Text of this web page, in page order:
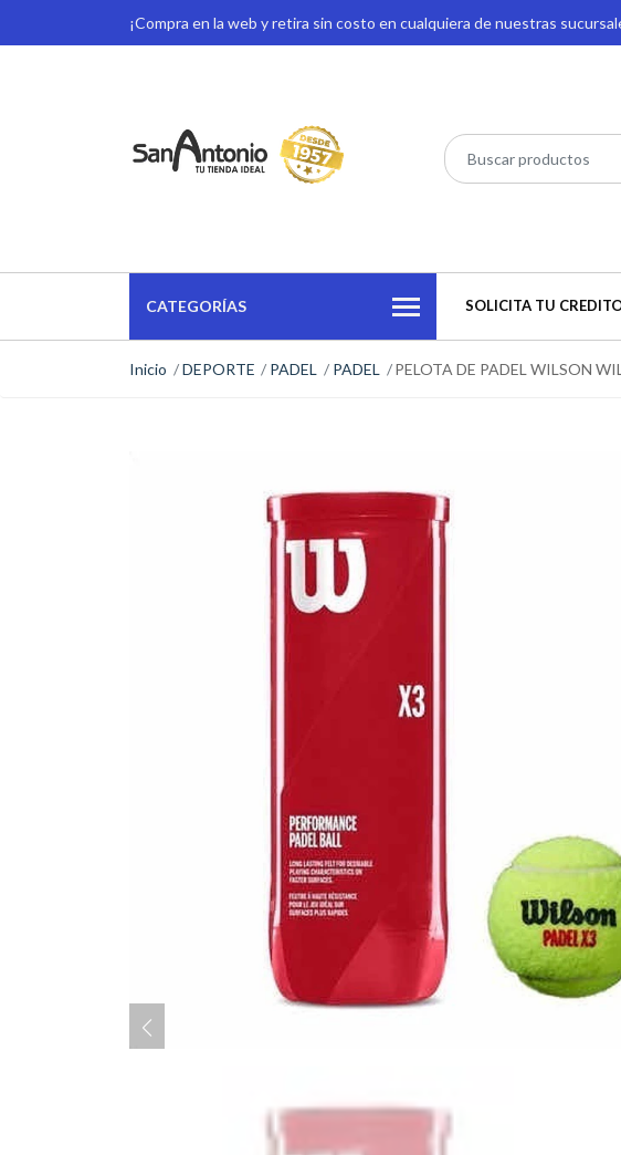
¡Compra en la web y retira sin costo en cualquiera de nuestras
CATEGORÍAS SOLICITA TU
Inicio DEPORTE PADEL PADEL PELOTA DE PADEL WILSON